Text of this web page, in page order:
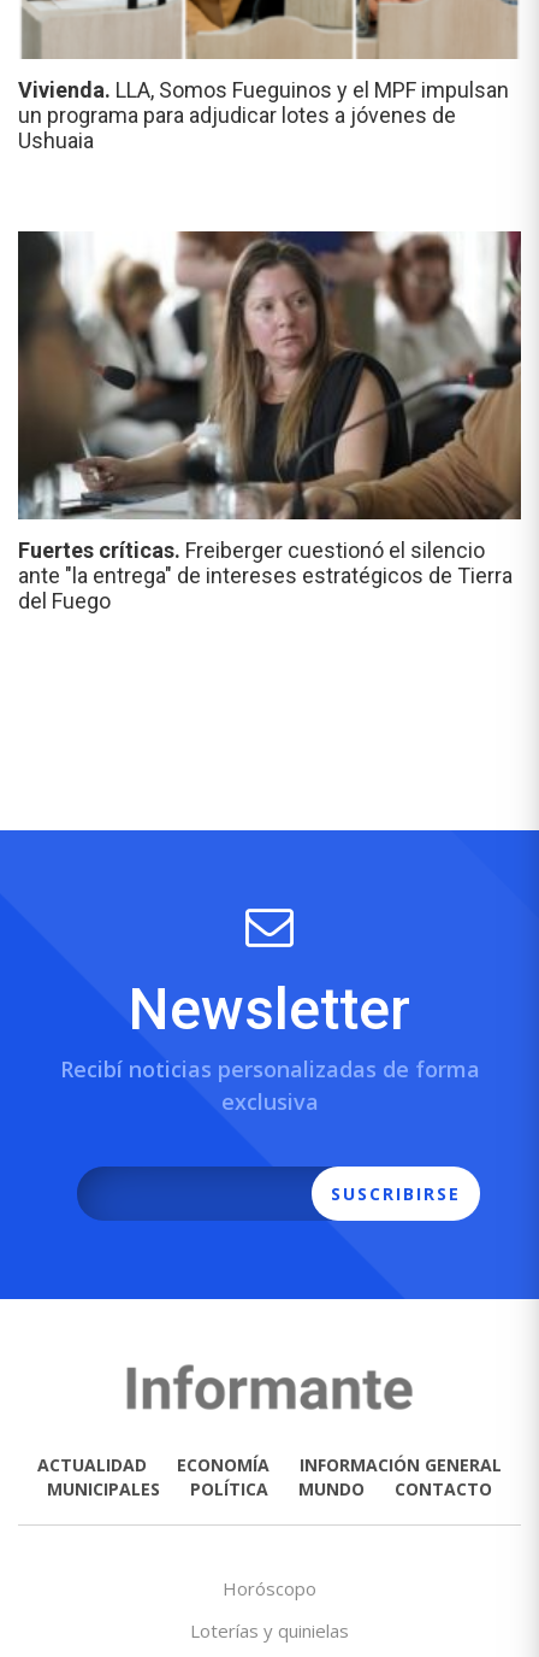
Vivienda. LLA, Somos Fueguinos y el MPF impulsan
un programa para adjudicar lotes a jóvenes de
Ushuaia
Fuertes críticas. Freiberger cuestionó el silencio
ante "la entrega" de intereses estratégicos de Tierra
del Fuego
Newsletter
Recibí noticias personalizadas de forma
exclusiva
SUSCRIBIRSE
ACTUALIDAD ECONOMÍA
INFORMACIÓN GENERAL
MUNICIPALES
POLÍTICA MUNDO CONTACTO
Horóscopo
Loterías y quinielas